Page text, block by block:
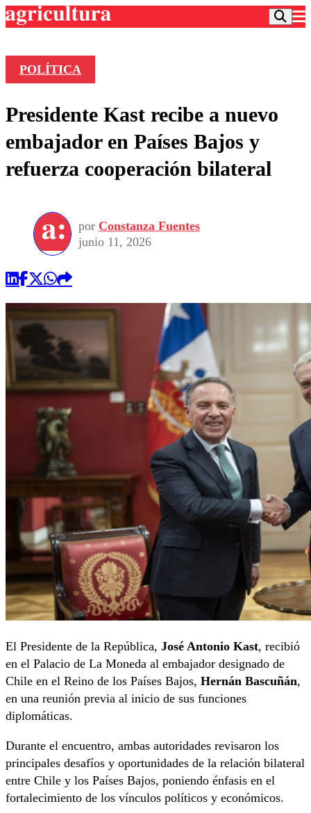
Frecuencias
Agricultura TV
Deportes
Colo Colo
Seleccion Chilena
Torneo Internacional
Universidad de Chile
Entretención
Economía
Internacional
Sustentabilidad
Publicaciones en medios
Opinión
POLÍTICA
Presidente Kast recibe a nuevo
embajador en Países Bajos y
refuerza cooperación bilateral
por Constanza Fuentes
junio 11, 2026
El Presidente de la República, José Antonio Kast, recibió
en el Palacio de La Moneda al embajador designado de
Chile en el Reino de los Países Bajos, Hernán Bascuñán,
en una reunión previa al inicio de sus funciones
diplomáticas.
Durante el encuentro, ambas autoridades revisaron los
principales desafíos y oportunidades de la relación bilateral
entre Chile y los Países Bajos, poniendo énfasis en el
fortalecimiento de los vínculos políticos y económicos.